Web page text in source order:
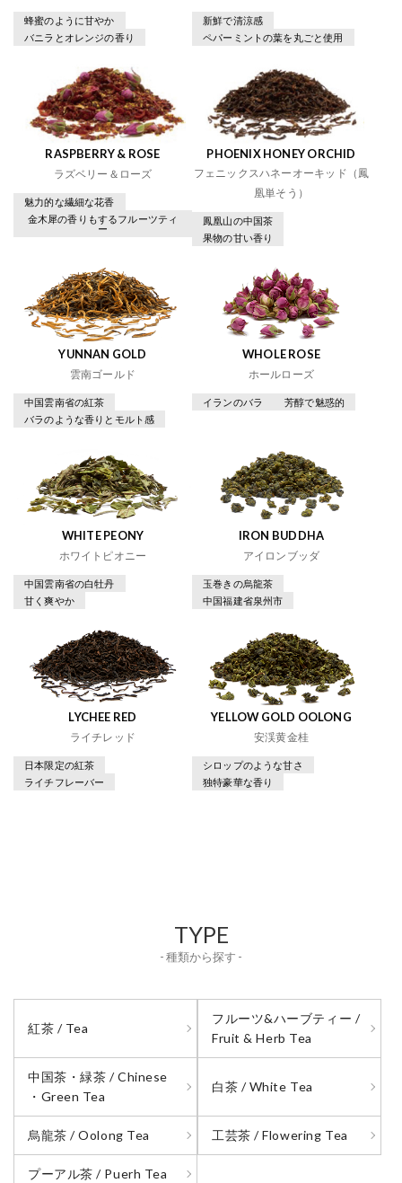
蜂蜜のように甘やか
バニラとオレンジの香り
新鮮で清涼感
ペパーミントの葉を丸ごと使用
RASPBERRY & ROSE
ラズベリー＆ローズ
魅力的な繊細な花香
金木犀の香りもするフルーツティ
ー
PHOENIX HONEY ORCHID
フェニックスハネーオーキッド（鳳
凰単そう）
鳳凰山の中国茶
果物の甘い香り
YUNNAN GOLD
雲南ゴールド
中国雲南省の紅茶
バラのような香りとモルト感
WHOLE ROSE
ホールローズ
イランのバラ 芳醇で魅惑的
WHITE PEONY
ホワイトピオニー
中国雲南省の白牡丹
甘く爽やか
IRON BUDDHA
アイロンブッダ
玉巻きの烏龍茶
中国福建省泉州市
LYCHEE RED
ライチレッド
日本限定の紅茶
ライチフレーバー
YELLOW GOLD OOLONG
安渓黄金桂
シロップのような甘さ
独特豪華な香り
TYPE
- 種類から探す -
紅茶 / Tea
フルーツ&ハーブティー /
Fruit & Herb Tea
中国茶・緑茶 / Chinese
・Green Tea
白茶 / White Tea
烏龍茶 / Oolong Tea 工芸茶 / Flowering Tea
プーアル茶 / Puerh Tea